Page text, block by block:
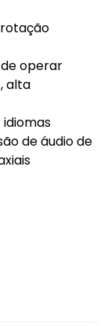
rotação
de operar
alta
idiomas
de áudio de